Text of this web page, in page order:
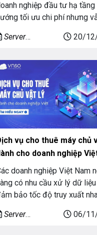
nghiệp đầu tư hạ tầng
tối ưu chi phí nhưng
rộng dài hạn. Trong bối
là dòng máy chủ được lựa
chọn nhiều nhất nhờ độ ổn
Server
riêng)
20/
vụ cho thuê máy chủ
cho doanh nghiệp
doanh nghiệp Việt Nam
có nhu cầu xử lý dữ
bảo tốc độ truy xuất
thuê máy chủ vật lý
Server
06/